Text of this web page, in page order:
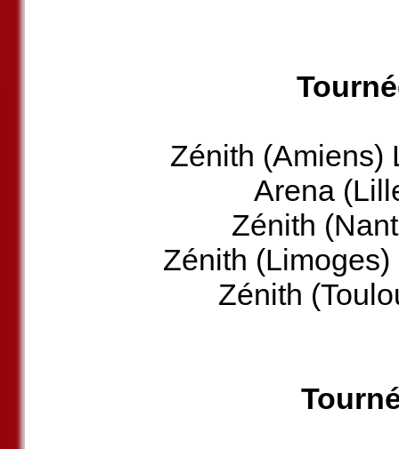
Zénith (Amiens)
Arena
Zénith
Zénith
Zénith